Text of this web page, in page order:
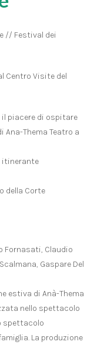
// Festival dei
Centro Visite del
il piacere di ospitare
Thema Teatro a
itinerante
della Corte
Fornasati, Claudio
Gaspare Del
estiva di Anà-Thema
nello spettacolo
spettacolo
La produzione